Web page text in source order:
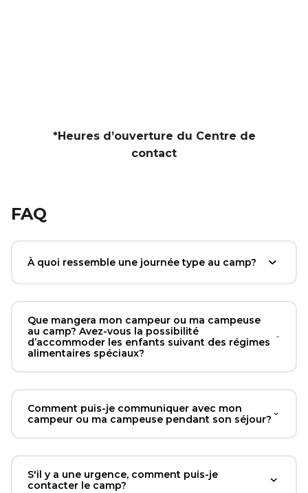
*Heures d’ouverture du Centre de
contact
FAQ
À quoi ressemble une journée type au camp?
Que mangera mon campeur ou ma campeuse
au camp? Avez-vous la possibilité
d’accommoder les enfants suivant des régimes
alimentaires spéciaux?
Comment puis-je communiquer avec mon
campeur ou ma campeuse pendant son séjour?
S'il y a une urgence, comment puis-je
contacter le camp?